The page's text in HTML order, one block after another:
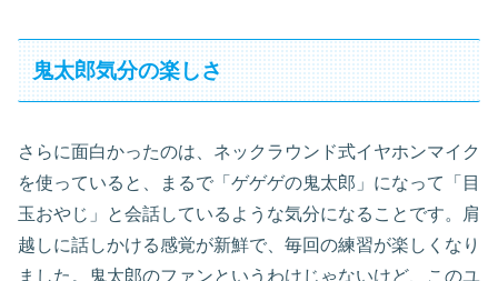
鬼太郎気分の楽しさ
さらに面白かったのは、ネックラウンド式イヤホンマイク
を使っていると、まるで「ゲゲゲの鬼太郎」になって「目
玉おやじ」と会話しているような気分になることです。肩
越しに話しかける感覚が新鮮で、毎回の練習が楽しくなり
ました。鬼太郎のファンというわけじゃないけど、このユ